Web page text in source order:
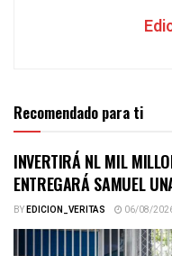
Recomendado para ti
INVERTIRÁ NL MIL
ENTREGARÁ SAMUEL
BYEDICION_VERITAS 06/08/